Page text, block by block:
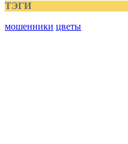
ТЭГИ
мошенники цветы